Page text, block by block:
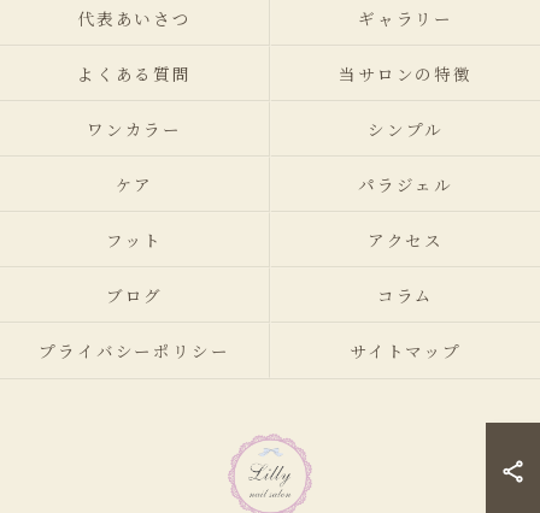
代表あいさつ ギャラリー
よくある質問 当サロンの特徴
ワンカラー シンプル
ケア パラジェル
フット アクセス
ブログ コラム
プライバシーポリシー サイトマップ